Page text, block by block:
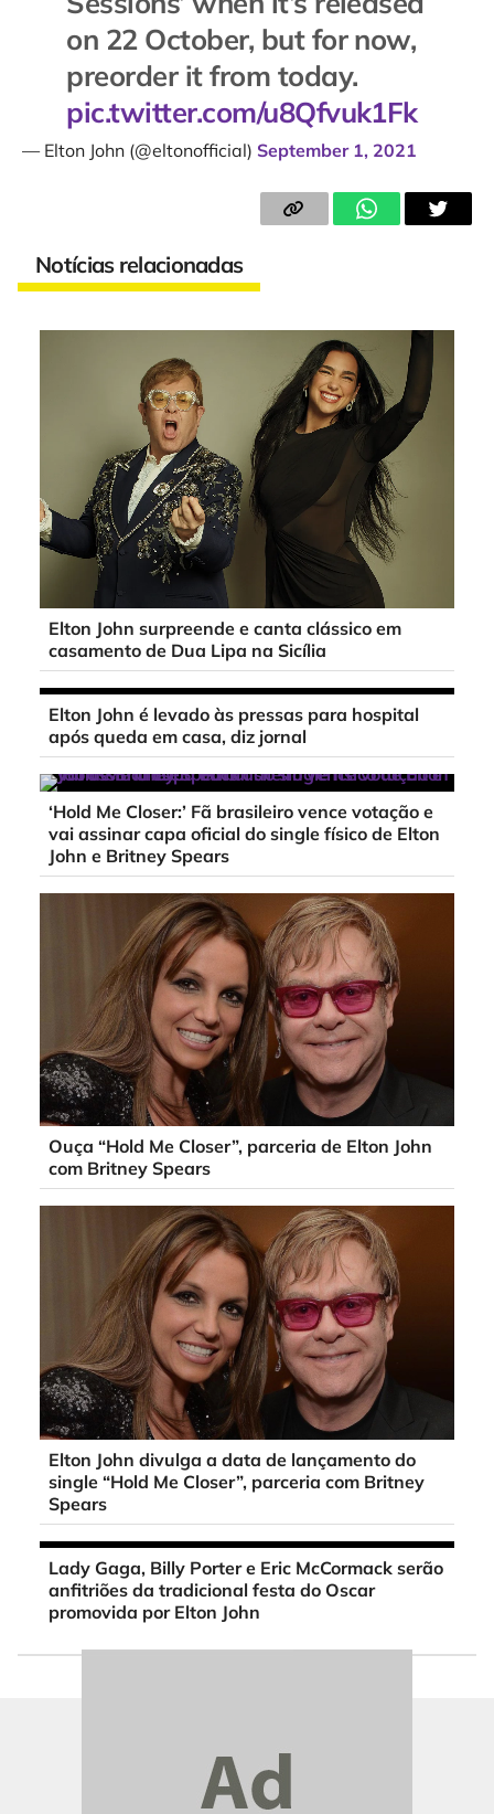
on 22 October, but for now,
preorder it from today.
pic.twitter.com/u8Qfvuk1Fk
— Elton John (@eltonofficial) September 1, 2021
Notícias relacionadas
Elton John surpreende e canta clássico em
casamento de Dua Lipa na Sicília
Elton John é levado às pressas para hospital
após queda em casa, diz jornal
‘Hold Me Closer:’ Fã brasileiro vence votação e
vai assinar capa oficial do single físico de Elton
John e Britney Spears
Ouça “Hold Me Closer”, parceria de Elton John
com Britney Spears
Elton John divulga a data de lançamento do
single “Hold Me Closer”, parceria com Britney
Spears
Lady Gaga, Billy Porter e Eric McCormack serão
anfitriões da tradicional festa do Oscar
promovida por Elton John